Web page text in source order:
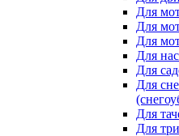
Для
Для
Для
Для
Для
Для
Для
Для